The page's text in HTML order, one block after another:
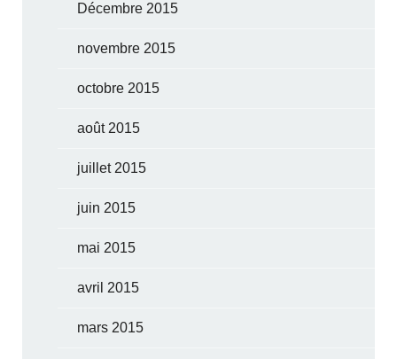
Décembre 2015
novembre 2015
octobre 2015
août 2015
juillet 2015
juin 2015
mai 2015
avril 2015
mars 2015